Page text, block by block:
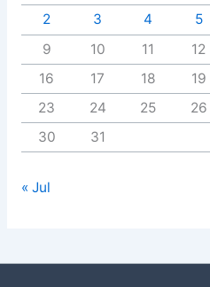
2
3 4 5
9
10 11 12
16
17 18 19
23
24 25 26
30
31
« Jul